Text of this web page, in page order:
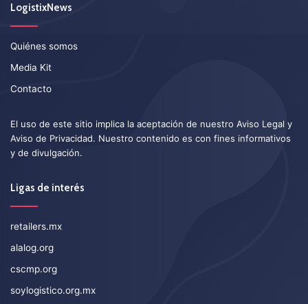
LogistixNews
Quiénes somos
Media Kit
Contacto
El uso de este sitio implica la aceptación de nuestro Aviso Legal y
Aviso de Privacidad. Nuestro contenido es con fines informativos
y de divulgación.
Ligas de interés
retailers.mx
alalog.org
cscmp.org
soylogistico.org.mx